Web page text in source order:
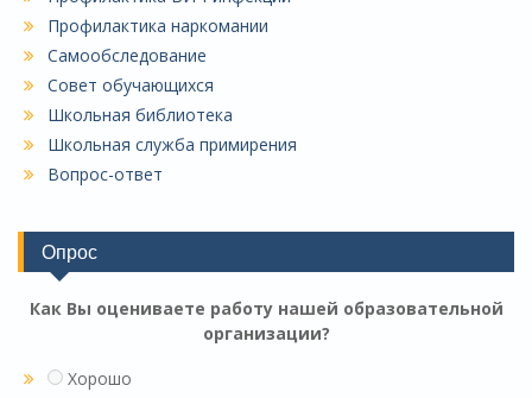
Профилактика наркомании
Самообследование
Совет обучающихся
Школьная библиотека
Школьная служба примирения
Вопрос-ответ
Опрос
Как Вы оцениваете работу нашей образовательной
организации?
Хорошо